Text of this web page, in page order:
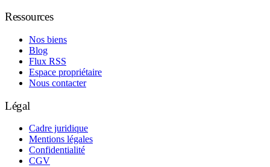
Ressources
Nos biens
Blog
Flux RSS
Espace propriétaire
Nous contacter
Légal
Cadre juridique
Mentions légales
Confidentialité
CGV